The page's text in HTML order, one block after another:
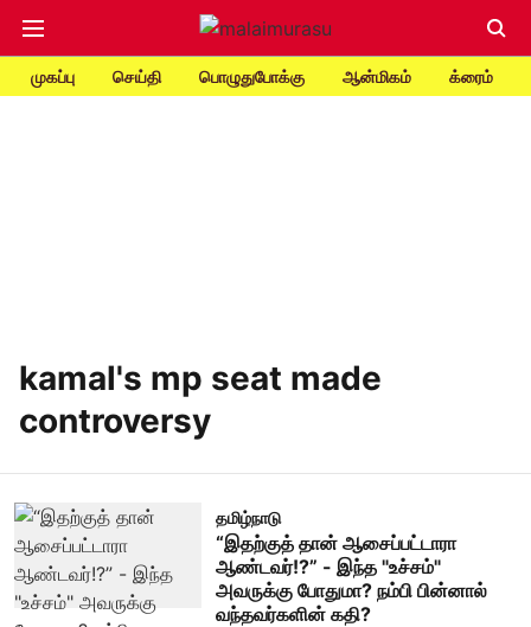
முகப்பு செய்தி பொழுதுபோக்கு ஆன்மிகம் க்ரைம்
kamal's mp seat made
controversy
தமிழ்நாடு
“இதற்குத் தான் ஆசைப்பட்டாரா
ஆண்டவர்!?” - இந்த "உச்சம்"
அவருக்கு போதுமா? நம்பி பின்னால்
வந்தவர்களின் கதி?